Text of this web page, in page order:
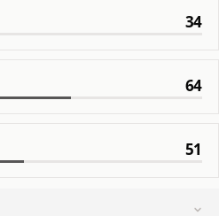
34
64
51